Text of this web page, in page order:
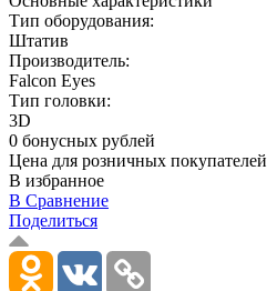
Тип оборудования:
Штатив
Производитель:
Falcon Eyes
Тип головки:
3D
0 бонусных рублей
Цена для розничных покупателей
В избранное
В Сравнение
Поделиться